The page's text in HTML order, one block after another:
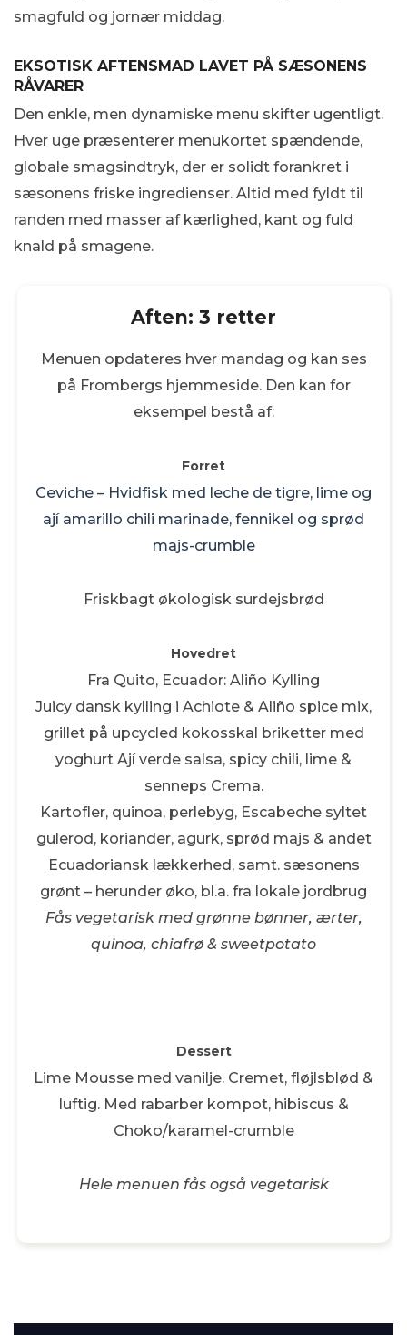
smagfuld og jornær middag.
EKSOTISK AFTENSMAD LAVET PÅ SÆSONENS
RÅVARER
Den enkle, men dynamiske menu skifter ugentligt.
Hver uge præsenterer menukortet spændende,
globale smagsindtryk, der er solidt forankret i
sæsonens friske ingredienser. Altid med fyldt til
randen med masser af kærlighed, kant og fuld
knald på smagene.
Aften: 3 retter
Menuen opdateres hver mandag og kan ses
på Frombergs hjemmeside. Den kan for
eksempel bestå af:
Forret
Ceviche – Hvidfisk med leche de tigre, lime og
ají amarillo chili marinade, fennikel og sprød
majs-crumble
Friskbagt økologisk surdejsbrød
Hovedret
Fra Quito, Ecuador: Aliño Kylling
Juicy dansk kylling i Achiote & Aliño spice mix,
grillet på upcycled kokosskal briketter med
yoghurt Ají verde salsa, spicy chili, lime &
senneps Crema.
Kartofler, quinoa, perlebyg, Escabeche syltet
gulerod, koriander, agurk, sprød majs & andet
Ecuadoriansk lækkerhed, samt. sæsonens
grønt – herunder øko, bl.a. fra lokale jordbrug
Fås vegetarisk med grønne bønner, ærter,
quinoa, chiafrø & sweetpotato
Dessert
Lime Mousse med vanilje. Cremet, fløjlsblød &
luftig. Med rabarber kompot, hibiscus &
Choko/karamel-crumble
Hele menuen fås også vegetarisk